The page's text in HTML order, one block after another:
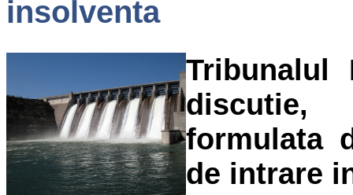
insolventa
discutie,
formulata
de intrare